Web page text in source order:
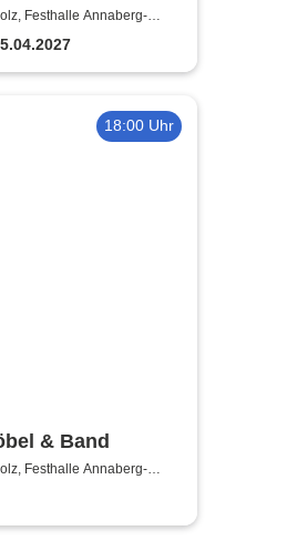
dem Egerland
Festhalle Annaberg-
18:00 Uhr
& Band
Festhalle Annaberg-